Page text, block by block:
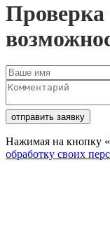
Проверка
отправить заявку
Нажимая на кнопку
обработку своих